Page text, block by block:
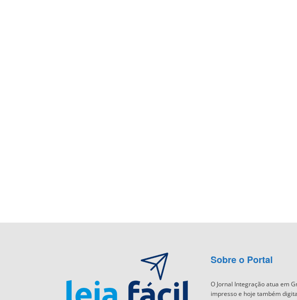
Sobre o Portal
O Jornal Integração atua em
impresso e hoje também